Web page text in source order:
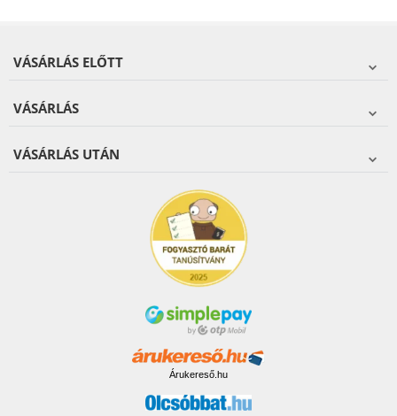
VÁSÁRLÁS ELŐTT
VÁSÁRLÁS
VÁSÁRLÁS UTÁN
Árukereső.hu